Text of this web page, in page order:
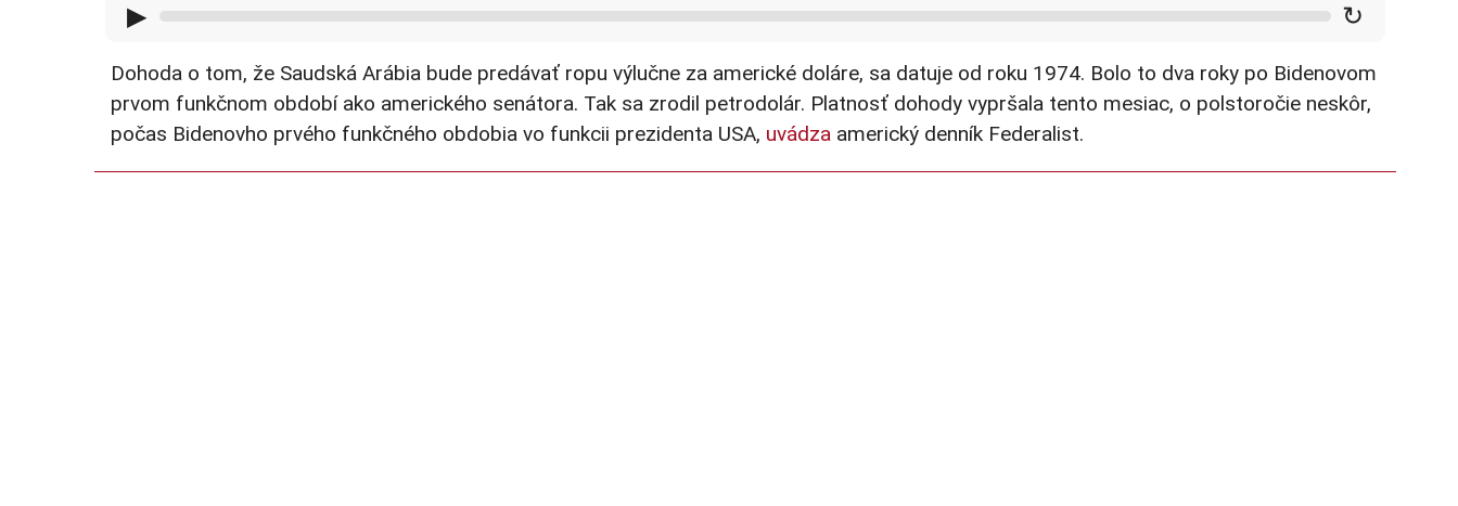
▶ ↻
Dohoda o tom, že Saudská Arábia bude predávať ropu výlučne za americké doláre, sa datuje od roku 1974. Bolo to dva roky po Bidenovom
prvom funkčnom období ako amerického senátora. Tak sa zrodil petrodolár. Platnosť dohody vypršala tento mesiac, o polstoročie neskôr,
počas Bidenovho prvého funkčného obdobia vo funkcii prezidenta USA, uvádza americký denník Federalist.